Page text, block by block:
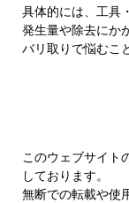
具体的には、工具
発生量や除去にか
バリ取りで悩むこ
このウェブサイト
しております。
無断での転載や使